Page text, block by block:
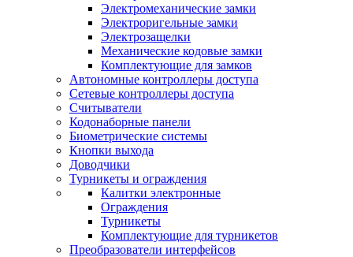
Электромеханические замки
Электроригельные замки
Электрозащелки
Механические кодовые замки
Комплектующие для замков
Автономные контроллеры доступа
Сетевые контроллеры доступа
Считыватели
Кодонаборные панели
Биометрические системы
Кнопки выхода
Доводчики
Турникеты и ограждения
Калитки электронные
Ограждения
Турникеты
Комплектующие для турникетов
Преобразователи интерфейсов